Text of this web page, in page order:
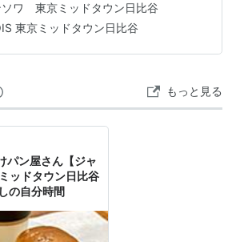
、あくまで日本のベーカリーで
級ショッピングモールに入っているベ
一番好きなベーカリーなので、紹介し
足度は？ ★★★★★ 雰囲気・清潔感
…
ソワ 東京ミッドタウン日比谷
東京ミッドタウン日比谷
もっと見る
パン屋さん【ジャ
ッドタウン日比谷
の自分時間